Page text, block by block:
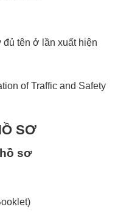
đủ tên ở lần xuất hiện
of Traffic and Safety
SƠ
sơ